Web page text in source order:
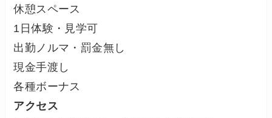
休憩スペース
1日体験・見学可
出勤ノルマ・罰金無し
現金手渡し
各種ボーナス
アクセス